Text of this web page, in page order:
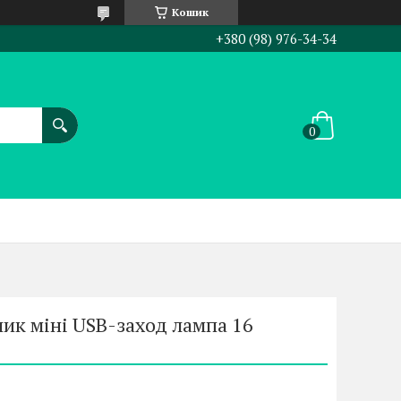
Кошик
+380 (98) 976-34-34
міні USB-заход лампа 16